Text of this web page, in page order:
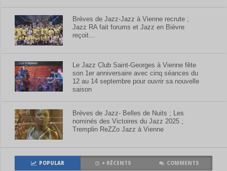
Brèves de Jazz-Jazz à Vienne recrute ;
Jazz RA fait forums et Jazz en Bièvre
reçoit…
Le Jazz Club Saint-Georges à Vienne fête
son 1er anniversaire avec cinq séances du
12 au 14 septembre pour ouvrir sa nouvelle
saison
Brèves de Jazz- Belles de Nuits ; Les
nominés des Victoires du Jazz 2025 ;
Tremplin ReZZo Jazz à Vienne
POPULAR + RÉCENTS COMMENTS